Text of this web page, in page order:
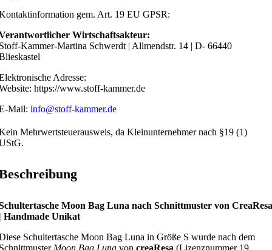
gem. Art. 19 EU GPSR:
Wirtschaftsakteur:
Kammer-Martina Schwerdt | Allmendstr. 14 | D- 66440
Adresse:
https://www.stoff-kammer.de
Mail: info@stoff-kammer.de
Mehrwertsteuerausweis, da Kleinunternehmer nach §19 (1)
Moon Bag Luna nach Schnittmuster von CreaResa
Handmade Unikat
Schultertasche Moon Bag Luna in Größe S wurde nach dem
Moon Bag Luna von creaResa (Lizenznummer 19